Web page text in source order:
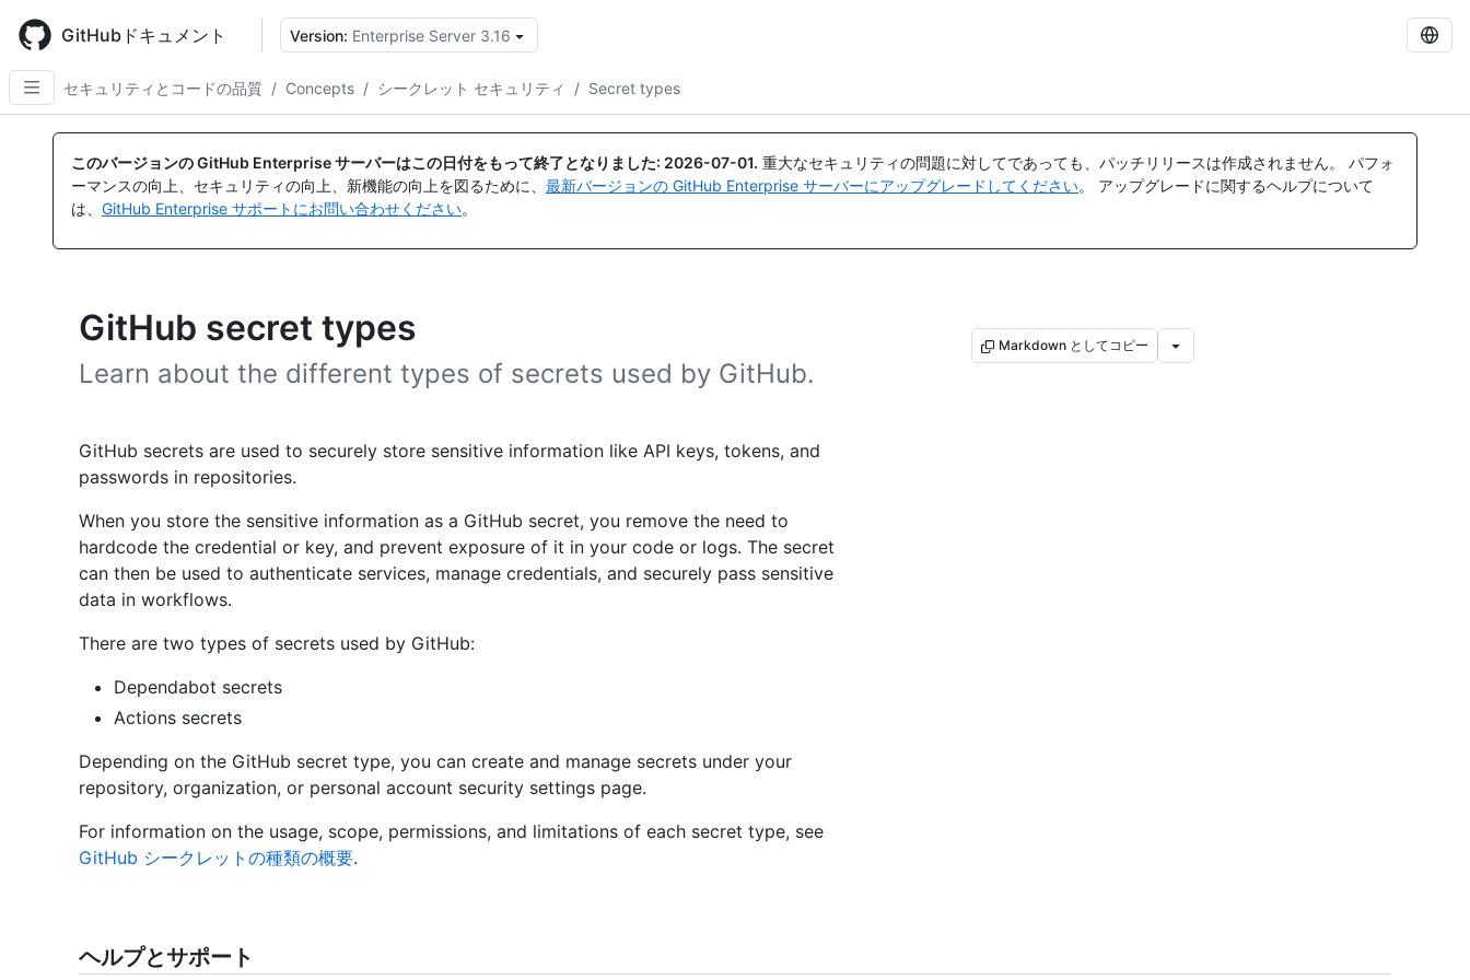
main
content
GitHubドキュメント Version: Enterprise Server 3.16
セキュリティとコードの品質 / Concepts / シークレット セキュリティ / Secret types
このバージョンの GitHub Enterprise サーバーはこの日付をもって終了となりました: 2026-07-01. 重大なセキュリティの問題に対してであっても、パッチリリースは作成されません。 パフォ
ーマンスの向上、セキュリティの向上、新機能の向上を図るために、 最新バージョンの GitHub Enterprise サーバーにアップグレードしてください。 アップグレードに関するヘルプについて
は、 GitHub Enterprise サポートにお問い合わせください。
GitHub secret types
Learn about the different types of secrets used by GitHub.
Markdown としてコピー
GitHub secrets are used to securely store sensitive information like API keys, tokens, and
passwords in repositories.
When you store the sensitive information as a GitHub secret, you remove the need to
hardcode the credential or key, and prevent exposure of it in your code or logs. The secret
can then be used to authenticate services, manage credentials, and securely pass sensitive
data in workflows.
There are two types of secrets used by GitHub:
Dependabot secrets
Actions secrets
Depending on the GitHub secret type, you can create and manage secrets under your
repository, organization, or personal account security settings page.
For information on the usage, scope, permissions, and limitations of each secret type, see
GitHub シークレットの種類の概要.
ヘルプとサポート